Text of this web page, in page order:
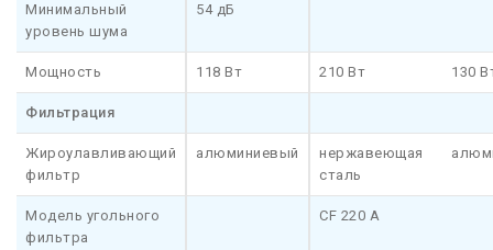
Минимальный
уровень шума
54 дБ
Мощность 118 Вт 210 Вт 130
Фильтрация
Жироулавливающий
фильтр
алюминиевый
нержавеющая
сталь
Модель угольного
фильтра
CF 220 A